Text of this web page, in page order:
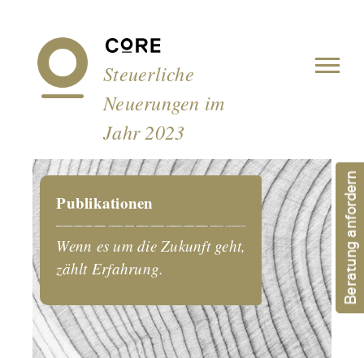
Steuerliche
Neuerungen im
Jahr 2023
Publikationen
Wenn es um die Zukunft geht,
zählt Erfahrung.
Beratung anfordern